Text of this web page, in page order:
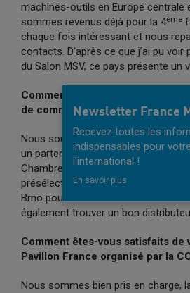
machines-outils en Europe centrale
sommes revenus déjà pour la 4ème
chaque fois intéressant et nous
contacts. D’après ce que j’ai pu
du Salon MSV, ce pays présente un
Comment se passe votre
de commerce franco-tchèque ?
Nous souhaitons, pour une partie de
un partenaire. Pour cela nous avons
Chambre qui nous a organisé des
présélection d’entreprises. Nous
Brno pour deux occasions :
également trouver un bon
Comment êtes-vous satisfaits de
Pavillon France organisé par la
Nous sommes bien pris en charge,
Newsletter France
Recevez toutes les
indispensables pour
l'international !
En savoir plus